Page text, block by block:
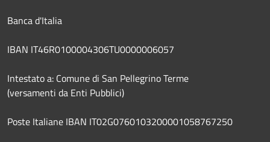
Banca d'Italia
IBAN IT46R0100004306TU0000006057
Intestato a: Comune di San Pellegrino Terme
(versamenti da Enti Pubblici)
Poste Italiane IBAN IT02G0760103200001058767250